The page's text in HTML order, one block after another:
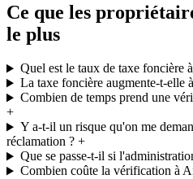
Ce que les
le plus
Quel est le taux de taxe foncière
La taxe foncière augmente-t-elle
Combien de temps prend une
+
Y a-t-il un risque qu'on me
réclamation ? +
Que se passe-t-il si
Combien coûte la vérification à